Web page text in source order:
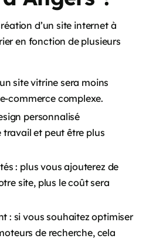
d’un site internet à
en fonction de plusieurs
site vitrine sera moins
commerce complexe.
personnalisé
et peut être plus
: plus vous ajouterez de
site, plus le coût sera
: si vous souhaitez optimiser
de recherche, cela